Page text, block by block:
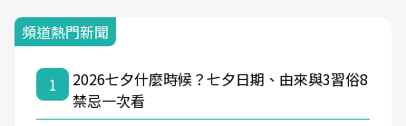
頻道熱門新聞
1
2026七夕什麼時候？七夕日期、由來與3習俗8
禁忌一次看